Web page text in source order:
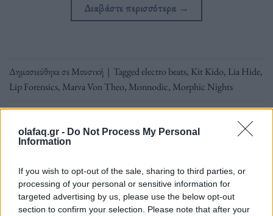
olafaq.gr - Do Not Process My Personal
Information
If you wish to opt-out of the sale, sharing to third parties, or
processing of your personal or sensitive information for
targeted advertising by us, please use the below opt-out
section to confirm your selection. Please note that after your
Διαβάστε περισσότερα →
Δημοσιεύθηκε σεΜουσική | Taggedelectro beats, Kit Kido, Lia Hide,
Lip Forensics, Marva Von Theo, Monnodic, Morphic Nights
Lip Forensics: Η μουσική τους είναι ένα νυστέρι που